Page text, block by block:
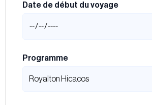
Date de début du voyage
Programme